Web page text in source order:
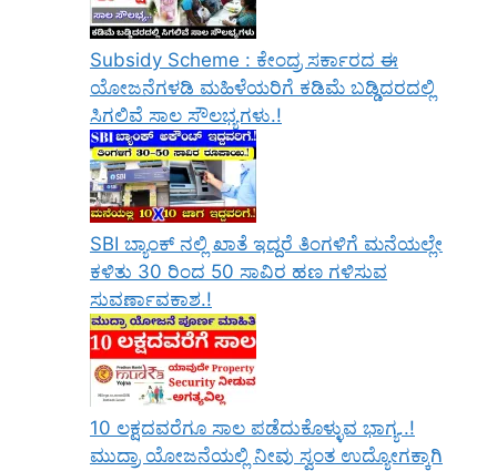
Subsidy Scheme : ಕೇಂದ್ರ ಸರ್ಕಾರದ ಈ
ಯೋಜನೆಗಳಡಿ ಮಹಿಳೆಯರಿಗೆ ಕಡಿಮೆ ಬಡ್ಡಿದರದಲ್ಲಿ
ಸಿಗಲಿವೆ ಸಾಲ ಸೌಲಭ್ಯಗಳು.!
SBI ಬ್ಯಾಂಕ್ ನಲ್ಲಿ ಖಾತೆ ಇದ್ದರೆ ತಿಂಗಳಿಗೆ ಮನೆಯಲ್ಲೇ
ಕಳಿತು 30 ರಿಂದ 50 ಸಾವಿರ ಹಣ ಗಳಿಸುವ
ಸುವರ್ಣಾವಕಾಶ.!
10 ಲಕ್ಷದವರೆಗೂ ಸಾಲ ಪಡೆದುಕೊಳ್ಳುವ ಭಾಗ್ಯ..!
ಮುದ್ರಾ ಯೋಜನೆಯಲ್ಲಿ ನೀವು ಸ್ವಂತ ಉದ್ಯೋಗಕ್ಕಾಗಿ